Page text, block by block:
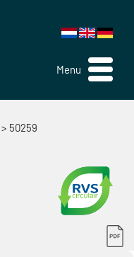
Menu
> 50259